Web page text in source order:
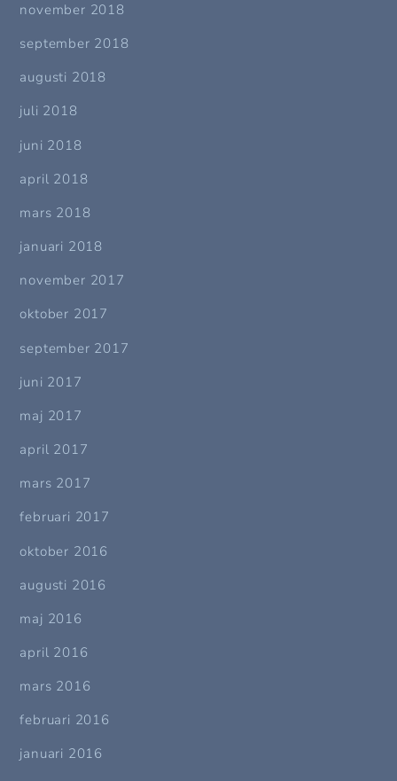
november 2018
september 2018
augusti 2018
juli 2018
juni 2018
april 2018
mars 2018
januari 2018
november 2017
oktober 2017
september 2017
juni 2017
maj 2017
april 2017
mars 2017
februari 2017
oktober 2016
augusti 2016
maj 2016
april 2016
mars 2016
februari 2016
januari 2016